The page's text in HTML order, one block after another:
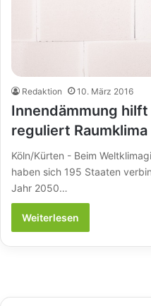
Redaktion 10. März 2016
Innendämmung
reguliert Raumklima
Köln/Kürten - Beim
haben sich 195 Staaten
Jahr 2050…
Weiterlesen